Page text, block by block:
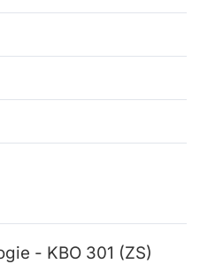
- KBO 301 (ZS)